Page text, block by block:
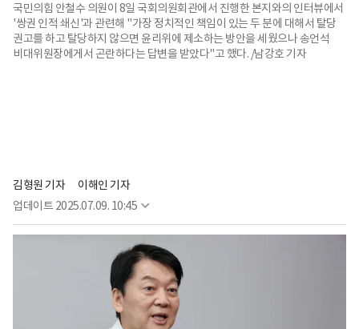
국민의힘 안철수 의원이 8일 국회의원회관에서 진행한 본지와의 인터뷰에서
'쌍권 인적 쇄신'과 관련해 "가장 정치적인 책임이 있는 두 분에 대해서 탈당
권고를 하고 탈당하지 않으면 윤리위에 제소하는 방안을 세웠으나 송언석
비대위원장에게서 곤란하다는 답변을 받았다"고 했다. /남강호 기자
김형원 기자
이해인 기자
업데이트 2025.07.09. 10:45